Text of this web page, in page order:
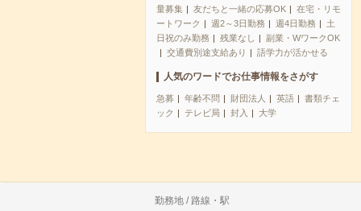
量募集
友だちと一緒の応募OK
在宅・リモ
ートワーク
週2～3日勤務 週4日勤務
土
日祝のみ勤務
残業なし
副業・WワークOK
交通費別途支給あり
語学力が活かせる
人気のワードでお仕事情報をさがす
急募 年齢不問 財団法人 英語
書類チェ
ック
テレビ局 封入 大学
勤務地 / 路線・駅